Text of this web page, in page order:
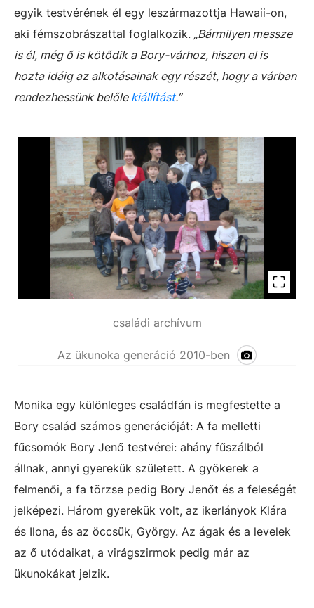
egyik testvérének él egy leszármazottja Hawaii-on,
aki fémszobrászattal foglalkozik. „Bármilyen messze
is él, még ő is kötődik a Bory-várhoz, hiszen el is
hozta idáig az alkotásainak egy részét, hogy a várban
rendezhessünk belőle kiállítást.”
családi archívum
Az ükunoka generáció 2010-ben
Monika egy különleges családfán is megfestette a
Bory család számos generációját: A fa melletti
fűcsomók Bory Jenő testvérei: ahány fűszálból
állnak, annyi gyerekük született. A gyökerek a
felmenői, a fa törzse pedig Bory Jenőt és a feleségét
jelképezi. Három gyerekük volt, az ikerlányok Klára
és Ilona, és az öccsük, György. Az ágak és a levelek
az ő utódaikat, a virágszirmok pedig már az
ükunokákat jelzik.